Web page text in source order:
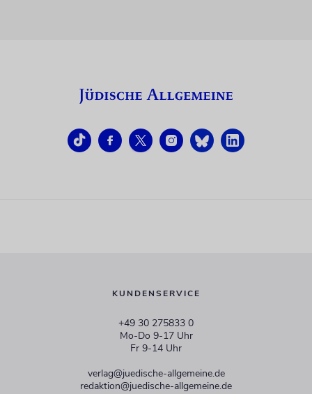
KUNDENSERVICE
+49 30 275833 0
Mo-Do 9-17 Uhr
Fr 9-14 Uhr
verlag@juedische-allgemeine.de
redaktion@juedische-allgemeine.de